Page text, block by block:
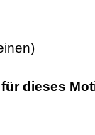
dieses